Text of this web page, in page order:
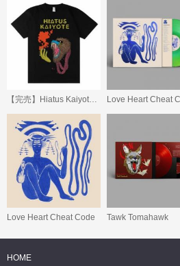
【完売】Hiatus Kaiyote Mandrill T-shirt
Love Heart Cheat Code Tawk Tomahawk
HOME